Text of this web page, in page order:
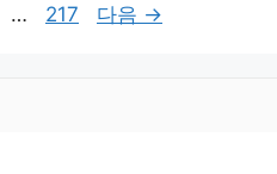
…
페
217 다음 →